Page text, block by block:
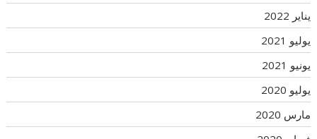
يناير 2022
يوليو 2021
يونيو 2021
يوليو 2020
مارس 2020